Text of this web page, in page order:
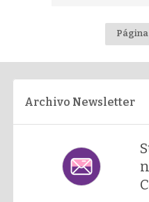
Página
Archivo Newsletter